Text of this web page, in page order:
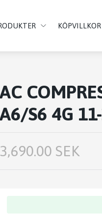
KÖPVILLKOR
AC
A6/S6 4G
3,690.00 SEK